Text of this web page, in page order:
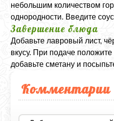
небольшим количеством
однородности. Введите
Завершение блюда
Добавьте лавровый лист,
вкусу. При подаче положите
добавьте сметану и